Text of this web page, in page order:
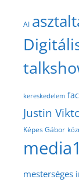
AI
kereskedelem
Justin
Képes Gábor
media1
mesterséges